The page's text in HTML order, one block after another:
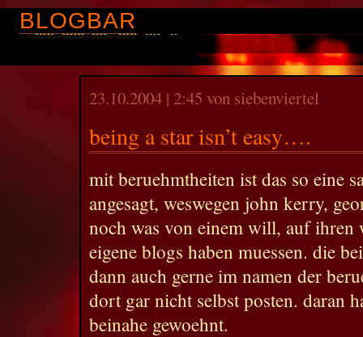
BLOGBAR
23.10.2004 | 2:45 von siebenviertel
being a star isn’t easy….
mit beruehmtheiten ist das so eine
angesagt, weswegen john kerry,
noch was von einem will, auf ihren
eigene blogs haben muessen. die
dann auch gerne im namen der
dort gar nicht selbst posten. daran
beinahe gewoehnt.